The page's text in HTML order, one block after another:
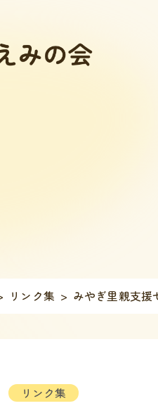
リンク集 みやぎ里親支援
リンク集